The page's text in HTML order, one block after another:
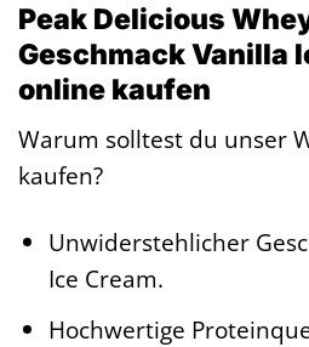
Peak Delicious
Geschmack Vanilla
online kaufen
Warum solltest du unser
kaufen?
Unwiderstehlicher
Ice Cream.
Hochwertige